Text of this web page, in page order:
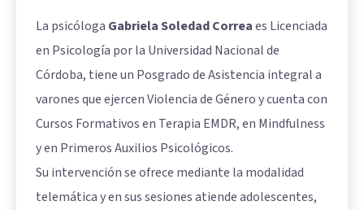
La psicóloga Gabriela Soledad Correaes Licenciada
en Psicología por la Universidad Nacional de
Córdoba, tiene un Posgrado de Asistencia integral a
varones que ejercen Violencia de Género y cuenta con
Cursos Formativos en Terapia EMDR, en Mindfulness
y en Primeros Auxilios Psicológicos.
Su intervención se ofrece mediante la modalidad
telemática y en sus sesiones atiende adolescentes,